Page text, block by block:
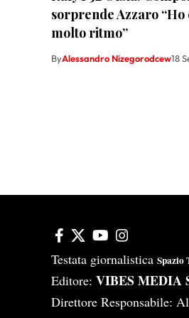
sorprende Azzaro “Ho
molto ritmo”
ByAlessandro Nizegorodcew18
Testata giornalistica Spazio
Editore: VIBES MEDIA
Direttore Responsabile: